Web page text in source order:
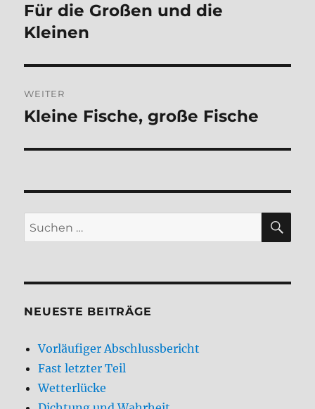
Vorheriger
Beitrag:
Für die Großen und die
Kleinen
WEITER
Nächster
Kleine Fische, große Fische
Suchen
nach:
NEUESTE BEITRÄGE
Vorläufiger Abschlussbericht
Fast letzter Teil
Wetterlücke